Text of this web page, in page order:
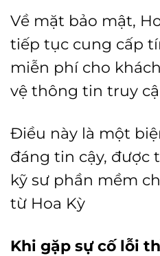
Về mặt bảo mật,
tiếp tục cung cấp
miễn phí cho
vệ thông tin truy
Điều này là một
đáng tin cậy, được
kỹ sư phần mềm
từ Hoa Kỳ
Khi gặp sự cố lỗi